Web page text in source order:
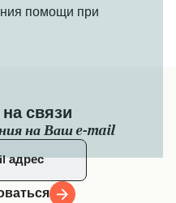
помощи при
связи
на Ваш e-mail